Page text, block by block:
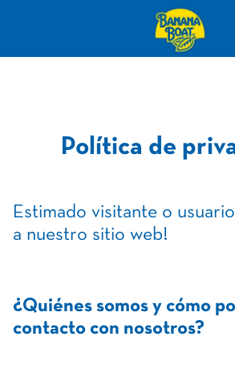
Política de
Estimado visitante o
a nuestro sitio web!
¿Quiénes somos y cómo
contacto con nosotros?